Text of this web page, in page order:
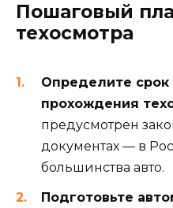
Пошаговый
техосмотра
Определите
прохождения
предусмотрен
документах — в
большинства авто.
Подготовьте